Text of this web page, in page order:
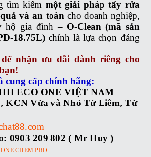
tìm kiếm một giải pháp tẩy rửa
và an toàn cho doanh nghiệp,
hộ gia đình – O-Clean (mã sản
18.75L)chính là lựa chọn đáng
nhận ưu đãi dành riêng cho
cung cấp chính hãng:
ECO ONE VIỆT NAM
KCN Vừa và Nhỏ Từ Liêm, Từ
0903 209 802 ( Mr Huy )
ONE CHEM PRO